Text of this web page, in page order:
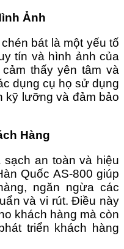
Ảnh
bát là một yếu tố
tín và hình ảnh của
thấy yên tâm và
dụng cụ họ sử dụng
kỹ lưỡng và đảm bảo
Hàng
an toàn và hiệu
Quốc AS-800 giúp
ngăn ngừa các
và vi rút. Điều này
khách hàng mà còn
triển khách hàng